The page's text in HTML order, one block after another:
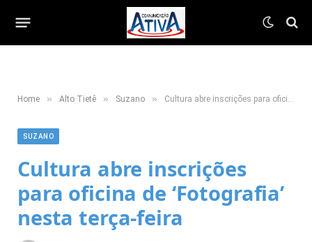
Home » Alto Tietê » Suzano » Cultura abre inscrições para oficina de ‘Fotografia’ nesta terça-feira
SUZANO
Cultura abre inscrições
para oficina de ‘Fotografia’
nesta terça-feira